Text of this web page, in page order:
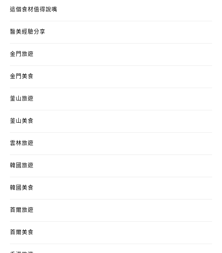
這個食材值得說嘴
醫美經驗分享
金門旅遊
金門美食
釜山旅遊
釜山美食
雲林旅遊
韓國旅遊
韓國美食
首爾旅遊
首爾美食